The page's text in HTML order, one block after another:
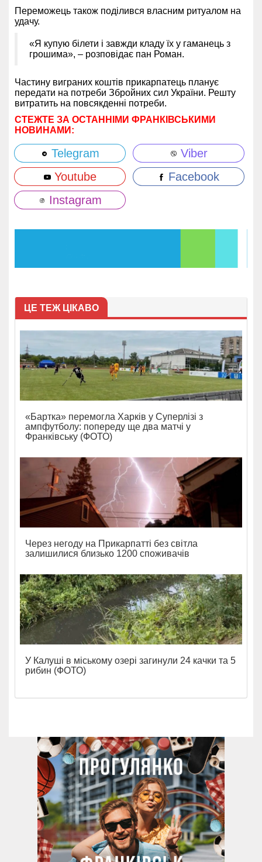
Переможець також поділився власним ритуалом на
удачу.
«Я купую білети і завжди кладу їх у гаманець з
грошима», – розповідає пан Роман.
Частину виграних коштів прикарпатець планує
передати на потреби Збройних сил України. Решту
витратить на повсякденні потреби.
СТЕЖТЕ ЗА ОСТАННІМИ ФРАНКІВСЬКИМИ
НОВИНАМИ:
Telegram
Viber
Youtube
Facebook
Instagram
ЦЕ ТЕЖ ЦІКАВО
«Бартка» перемогла Харків у Суперлізі з
ампфутболу: попереду ще два матчі у
Франківську (ФОТО)
Через негоду на Прикарпатті без світла
залишилися близько 1200 споживачів
У Калуші в міському озері загинули 24 качки та 5
рибин (ФОТО)